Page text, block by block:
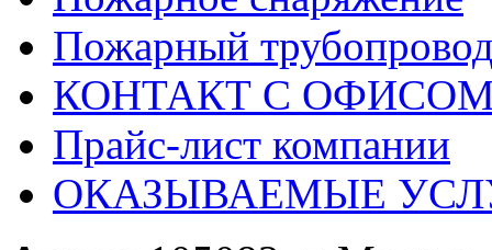
Пожарный
КОНТАКТ С ОФИСОМ
Прайс-лист компании
ОКАЗЫВАЕМЫЕ